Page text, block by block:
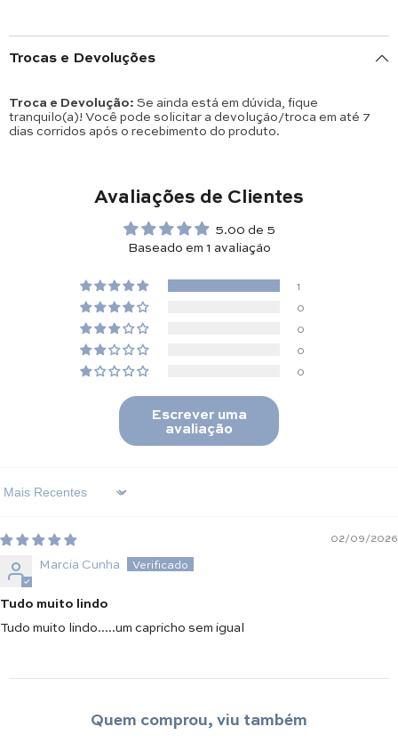
Trocas e Devoluções
Troca e Devolução: Se ainda está em dúvida, fique
tranquilo(a)! Você pode solicitar a devolução/troca em até 7
dias corridos após o recebimento do produto.
Avaliações de Clientes
5.00 de 5
Baseado em 1 avaliação
1
0
0
0
0
Escrever uma
avaliação
Sort By
02/09/2026
Marcia Cunha
Tudo muito lindo
Tudo muito lindo.....um capricho sem igual
Quem comprou, viu também